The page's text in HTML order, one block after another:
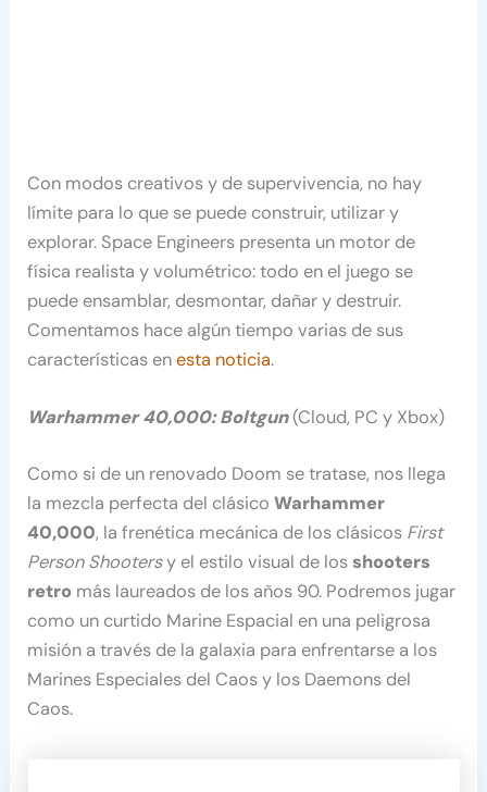
Con modos creativos y de supervivencia, no hay
límite para lo que se puede construir, utilizar y
explorar. Space Engineers presenta un motor de
física realista y volumétrico: todo en el juego se
puede ensamblar, desmontar, dañar y destruir.
Comentamos hace algún tiempo varias de sus
características enesta noticia.
Warhammer 40,000: Boltgun(Cloud, PC y Xbox)
Como si de un renovado Doom se tratase, nos llega
la mezcla perfecta del clásicoWarhammer
40,000, la frenética mecánica de los clásicos First
Person Shootersy el estilo visual de losshooters
retro más laureados de los años 90. Podremos jugar
como un curtido Marine Espacial en una peligrosa
misión a través de la galaxia para enfrentarse a los
Marines Especiales del Caos y los Daemons del
Caos.